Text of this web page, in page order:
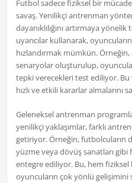
Futbol sadece fiziksel bir
savaş. Yenilikçi antrenman
dayanıklılığını artırmaya
uyarıcılar kullanarak,
hızlandırmak mümkün.
senaryolar oluşturulup,
tepki verecekleri test ediliyor.
hızlı ve etkili kararlar almalarını
Geleneksel antrenman
yenilikçi yaklaşımlar, farklı
getiriyor. Örneğin, futbolcuların
yüzme veya dövüş sanatları gibi
entegre ediliyor. Bu, hem
oyuncuların çok yönlü gelişimini